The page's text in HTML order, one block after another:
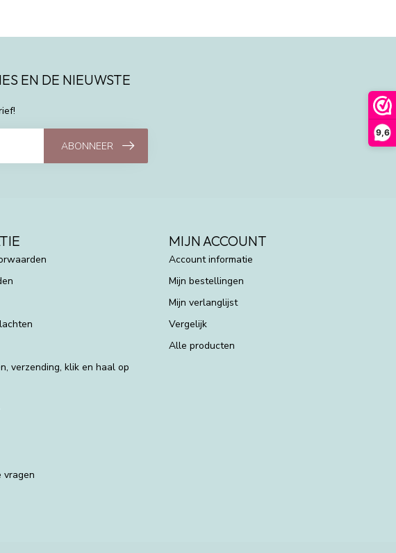
9,6
EN DE NIEUWSTE
ABONNEER
verzending, klik en haal op
vragen
MIJN ACCOUNT
Account informatie
Mijn bestellingen
Mijn verlanglijst
Vergelijk
Alle producten